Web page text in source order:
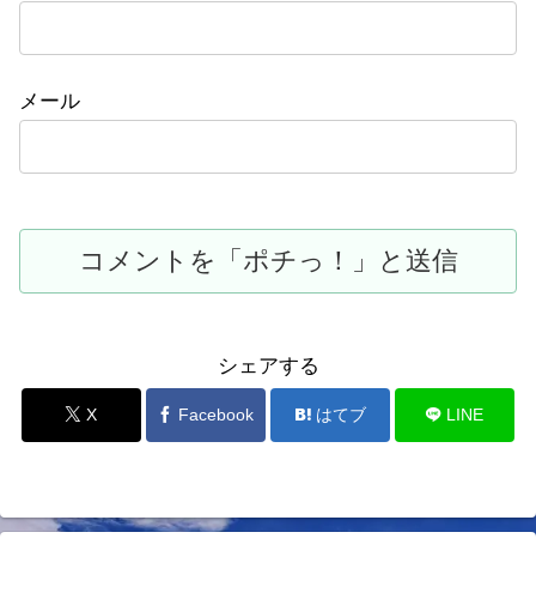
メール
シェアする
X Facebook はてブ LINE